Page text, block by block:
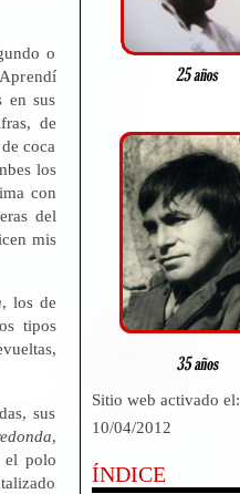
o
en sus
de
coca
los
con
del
mis
, los de
tipos
sus
,
el polo
Sitio web activado el:
10/04/2012
ÍNDICE